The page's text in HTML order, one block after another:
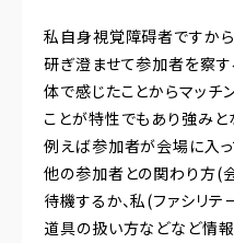
私自身視覚障碍者ですか
研ぎ澄ませて参加者を察す
体で感じたことからマッチ
ことが特性でもあり強みと
例えば参加者が会場に入っ
他の参加者との関わり方(
待機するか、私(ファシリ
道具の扱い方などなど情報